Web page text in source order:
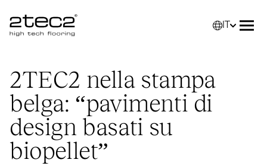
Primary
2TEC2 nella stampa
belga: “pavimenti di
design basati su
biopellet”